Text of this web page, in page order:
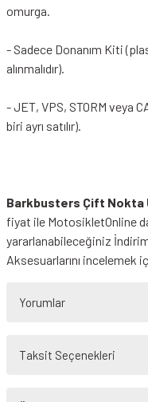
omurga.
- Sadece Donanım Kiti
alınmalıdır).
- JET, VPS, STORM veya
biri ayrı satılır).
Barkbusters Çift Nokta
fiyat ile MotosikletOnline
yararlanabileceğiniz
Aksesuarlarını incelemek
Yorumlar
Taksit Seçenekleri